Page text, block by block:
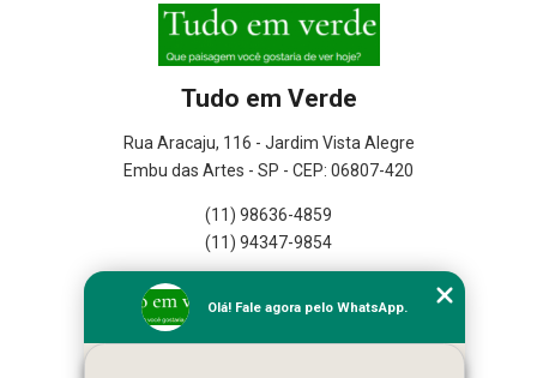
Tudo em Verde
Rua Aracaju, 116 - Jardim Vista Alegre
Embu das Artes - SP - CEP: 06807-420
(11) 98636-4859
(11) 94347-9854
Empresa
Missão
Olá! Fale agora pelo WhatsApp.